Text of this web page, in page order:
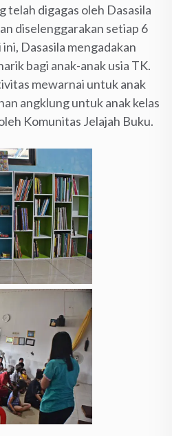
telah digagas oleh Dasasila
diselenggarakan setiap 6
Dasasila mengadakan
bagi anak-anak usia TK.
mewarnai untuk anak
angklung untuk anak kelas
Komunitas Jelajah Buku.